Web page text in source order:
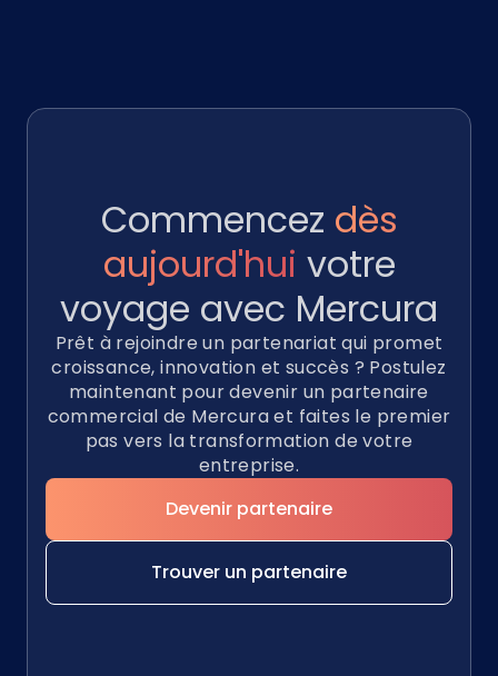
Commencez dès
aujourd'hui votre
voyage avec Mercura
Prêt à rejoindre un partenariat qui promet
croissance, innovation et succès ? Postulez
maintenant pour devenir un partenaire
commercial de Mercura et faites le premier
pas vers la transformation de votre
entreprise.
Devenir partenaire
Trouver un partenaire